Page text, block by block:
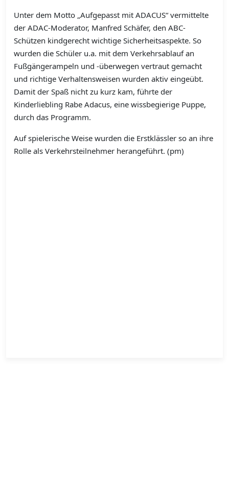
Unter dem Motto „Aufgepasst mit ADACUS“ vermittelte
der ADAC-Moderator, Manfred Schäfer, den ABC-
Schützen kindgerecht wichtige Sicherheitsaspekte. So
wurden die Schüler u.a. mit dem Verkehrsablauf an
Fußgängerampeln und -überwegen vertraut gemacht
und richtige Verhaltensweisen wurden aktiv eingeübt.
Damit der Spaß nicht zu kurz kam, führte der
Kinderliebling Rabe Adacus, eine wissbegierige Puppe,
durch das Programm.
Auf spielerische Weise wurden die Erstklässler so an ihre
Rolle als Verkehrsteilnehmer herangeführt. (pm)